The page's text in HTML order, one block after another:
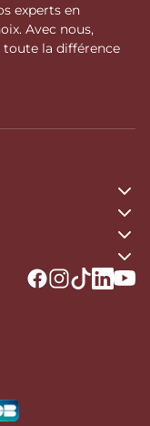
experts en
Avec nous,
la différence